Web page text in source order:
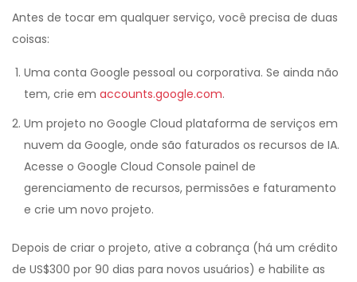
Antes de tocar em qualquer serviço, você precisa de duas
coisas:
Uma conta Google pessoal ou corporativa. Se ainda não
tem, crie em accounts.google.com.
Um projeto no Google Cloud plataforma de serviços em
nuvem da Google, onde são faturados os recursos de IA.
Acesse o Google Cloud Console painel de
gerenciamento de recursos, permissões e faturamento
e crie um novo projeto.
Depois de criar o projeto, ative a cobrança (há um crédito
de US$300 por 90 dias para novos usuários) e habilite as